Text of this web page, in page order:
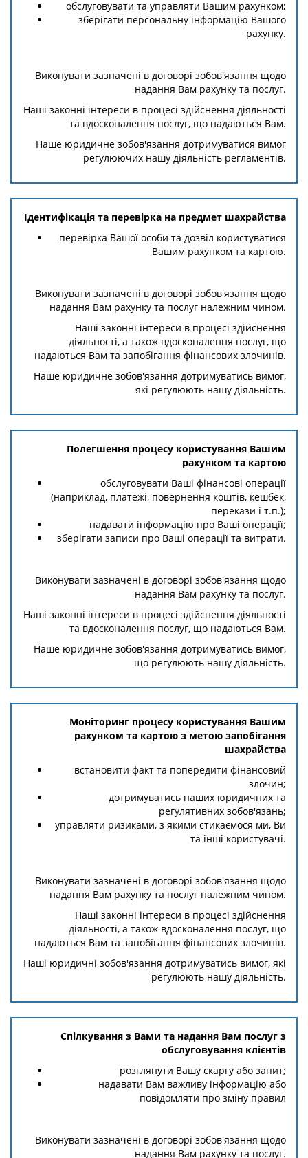
обслуговувати та управляти Вашим рахунком;
зберігати персональну інформацію Вашого
рахунку.
Виконувати зазначені в договорі зобов'язання щодо
надання Вам рахунку та послуг.
Наші законні інтереси в процесі здійснення діяльності
та вдосконалення послуг, що надаються Вам.
Наше юридичне зобов'язання дотримуватися вимог
регулюючих нашу діяльність регламентів.
Ідентифікація та перевірка на предмет шахрайства
перевірка Вашої особи та дозвіл користуватися
Вашим рахунком та картою.
Виконувати зазначені в договорі зобов'язання щодо
надання Вам рахунку та послуг належним чином.
Наші законні інтереси в процесі здійснення
діяльності, а також вдосконалення послуг, що
надаються Вам та запобігання фінансових злочинів.
Наше юридичне зобов'язання дотримуватись вимог,
які регулюють нашу діяльність.
Полегшення процесу користування Вашим
рахунком та картою
обслуговувати Ваші фінансові операції
(наприклад, платежі, повернення коштів, кешбек,
перекази і т.п.);
надавати інформацію про Ваші операції;
зберігати записи про Ваші операції та витрати.
Виконувати зазначені в договорі зобов'язання щодо
надання Вам рахунку та послуг.
Наші законні інтереси в процесі здійснення діяльності
та вдосконалення послуг, що надаються Вам.
Наше юридичне зобов'язання дотримуватись вимог,
що регулюють нашу діяльність.
Моніторинг процесу користування Вашим
рахунком та картою з метою запобігання
шахрайства
встановити факт та попередити фінансовий
злочин;
дотримуватись наших юридичних та
регулятивних зобов'язань;
управляти ризиками, з якими стикаємося ми, Ви
та інші користувачі.
Виконувати зазначені в договорі зобов'язання щодо
надання Вам рахунку та послуг належним чином.
Наші законні інтереси в процесі здійснення
діяльності, а також вдосконалення послуг, що
надаються Вам та запобігання фінансових злочинів.
Наші юридичні зобов'язання дотримуватись вимог, які
регулюють нашу діяльність.
Спілкування з Вами та надання Вам послуг з
обслуговування клієнтів
розглянути Вашу скаргу або запит;
надавати Вам важливу інформацію або
повідомляти про зміну правил
Виконувати зазначені в договорі зобов'язання щодо
надання Вам рахунку та послуг.